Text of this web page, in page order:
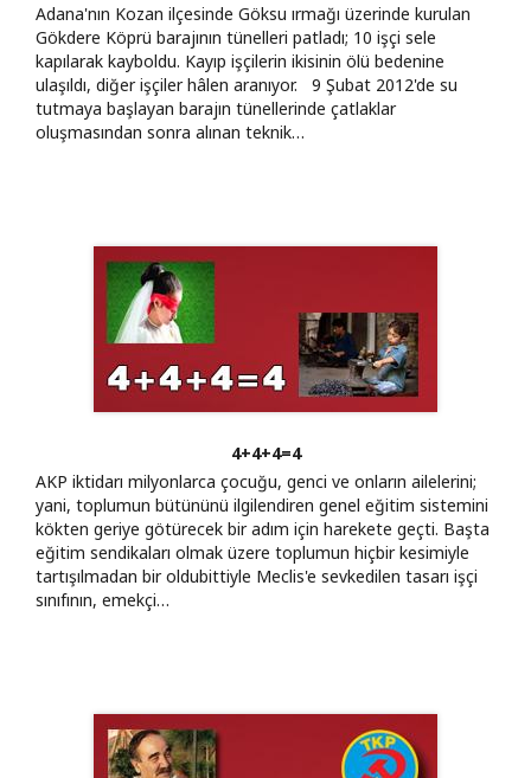
Adana'nın Kozan ilçesinde Göksu ırmağı üzerinde kurulan
Gökdere Köprü barajının tünelleri patladı; 10 işçi sele
kapılarak kayboldu. Kayıp işçilerin ikisinin ölü bedenine
ulaşıldı, diğer işçiler hâlen aranıyor. 9 Şubat 2012'de su
tutmaya başlayan barajın tünellerinde çatlaklar
oluşmasından sonra alınan teknik…
4+4+4=4
AKP iktidarı milyonlarca çocuğu, genci ve onların ailelerini;
yani, toplumun bütününü ilgilendiren genel eğitim sistemini
kökten geriye götürecek bir adım için harekete geçti. Başta
eğitim sendikaları olmak üzere toplumun hiçbir kesimiyle
tartışılmadan bir oldubittiyle Meclis'e sevkedilen tasarı işçi
sınıfının, emekçi…